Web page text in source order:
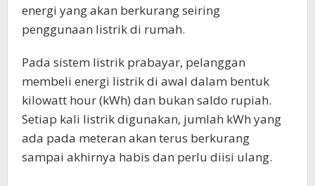
energi yang akan berkurang seiring
penggunaan listrik di rumah.
Pada sistem listrik prabayar, pelanggan
membeli energi listrik di awal dalam bentuk
kilowatt hour (kWh) dan bukan saldo rupiah.
Setiap kali listrik digunakan, jumlah kWh yang
ada pada meteran akan terus berkurang
sampai akhirnya habis dan perlu diisi ulang.